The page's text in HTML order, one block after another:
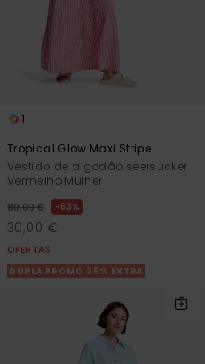
1
Tropical Glow Maxi Stripe
Vestido de algodão seersucker
Vermelho Mulher
80,00 € 63%
30,00 €
OFERTAS
DUPLA PROMO 25% EXTRA